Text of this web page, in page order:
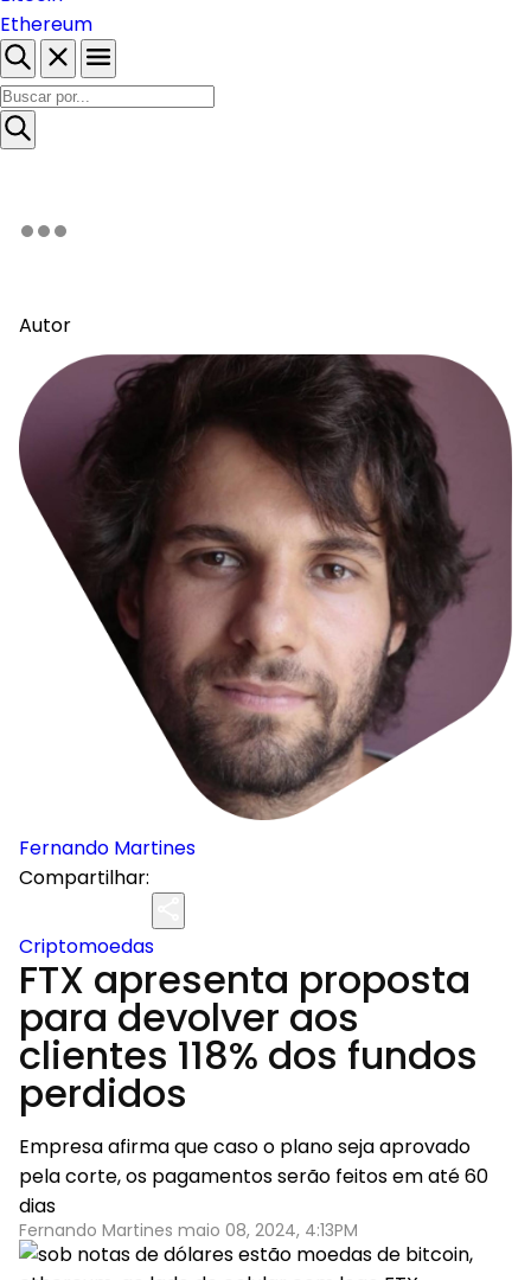
Ethereum
Autor
Fernando Martines
Compartilhar:
Criptomoedas
FTX apresenta proposta
para devolver aos
clientes 118% dos fundos
perdidos
Empresa afirma que caso o plano seja aprovado
pela corte, os pagamentos serão feitos em até 60
dias
Fernando Martines maio 08, 2024, 4:13PM